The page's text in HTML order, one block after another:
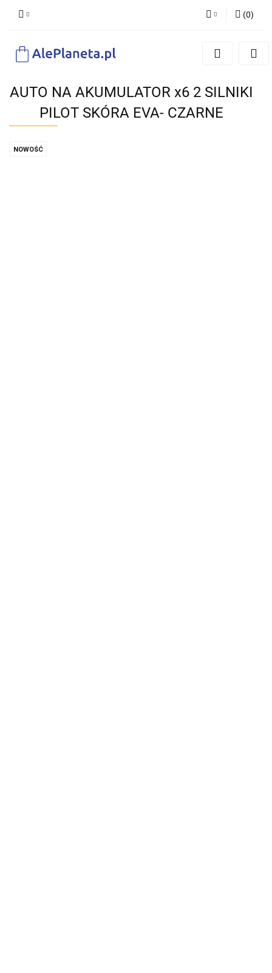
Zaloguj się
(0)
AUTO NA AKUMULATOR x6 2 SILNIKI
PILOT SKÓRA EVA- CZARNE
NOWOŚĆ